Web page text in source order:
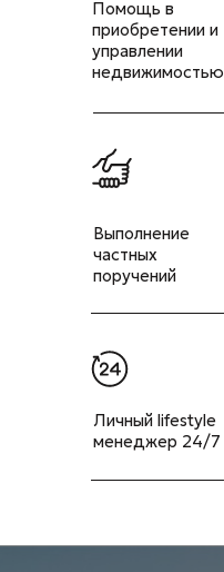
Помощь в
приобретении и
управлении
недвижимостью
Выполнение
частных
поручений
Личный lifestyle
менеджер 24/7